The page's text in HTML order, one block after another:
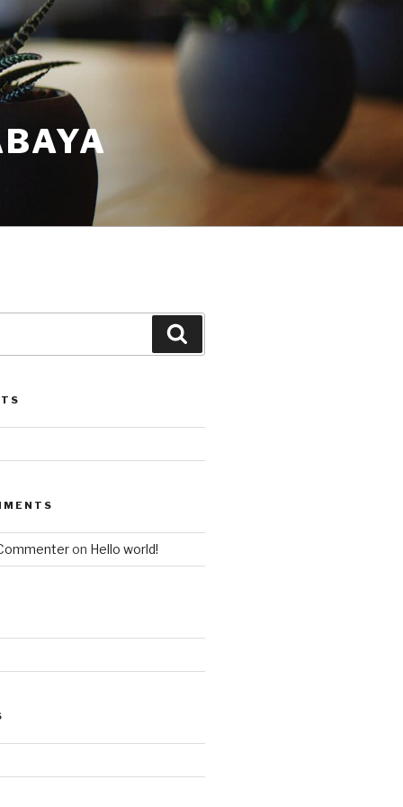
on Hello world!